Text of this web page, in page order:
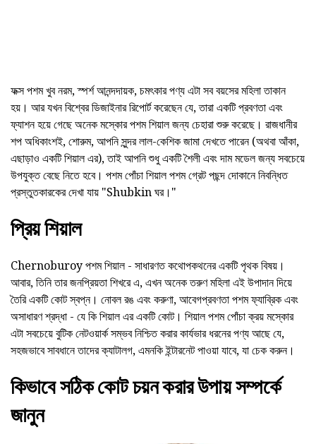
ফক্স পশম খুব নরম, স্পর্শ আনন্দদায়ক, চমৎকার পণ্য এটা সব বয়সের মহিলা তাকান
হয়। আর যখন বিশ্বের ডিজাইনার রিপোর্ট করেছেন যে, তারা একটি প্রবণতা এবং
ফ্যাশন হয়ে গেছে অনেক মস্কোর পশম শিয়াল জন্য চেহারা শুরু করেছে। রাজধানীর
শপ অধিকাংশই, শোরুম, আপনি সুন্দর লাল-কেশিক জামা দেখতে পারেন (অথবা আঁকা,
এছাড়াও একটি শিয়াল এর), তাই আপনি শুধু একটি শৈলী এবং দাম মডেল জন্য সবচেয়ে
উপযুক্ত বেছে নিতে হবে। পশম পোঁচা শিয়াল পশম গ্রেট পছন্দ দোকানে নিবন্ধিত
প্রস্তুতকারকের দেখা যায় "Shubkin ঘর।"
প্রিয় শিয়াল
Chernoburoy পশম শিয়াল - সাধারণত কথোপকথনের একটি পৃথক বিষয়।
আবার, তিনি তার জনপ্রিয়তা শিখরে এ, এখন অনেক তরুণ মহিলা এই উপাদান দিয়ে
তৈরি একটি কোট স্বপ্ন। নোবল রঙ এবং করুণা, আবেগপ্রবণতা পশম ফ্যাব্রিক এবং
অসাধারণ শ্রদ্ধা - যে কি শিয়াল এর একটি কোট। শিয়াল পশম পোঁচা ক্রয় মস্কোর
এটা সবচেয়ে বুটিক নেটওয়ার্ক সম্ভব নিশ্চিত করার কার্যভার ধরনের পণ্য আছে যে,
সহজভাবে সাবধানে তাদের ক্যাটালগ, এমনকি ইন্টারনেট পাওয়া যাবে, যা চেক করুন।
কিভাবে সঠিক কোট চয়ন করার উপায় সম্পর্কে
জানুন